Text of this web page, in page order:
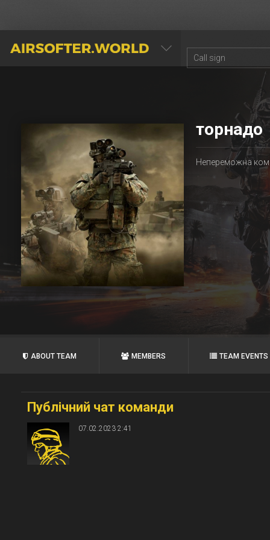
AIRSOFTER.WORLD
торнадо
Непереможна
ABOUT TEAM MEMBERS TEAM EVENTS
Публічний чат команди
07.02.2023 2:41